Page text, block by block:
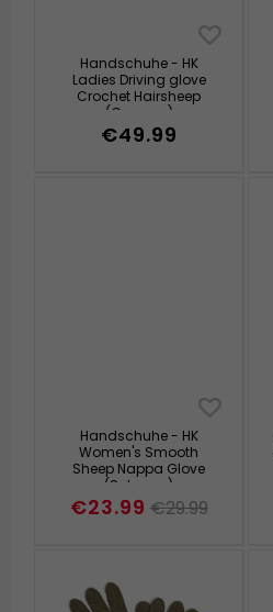
Handschuhe - HK
Ladies Driving glove
Crochet Hairsheep
(Cognac)
€49.99
Handschuhe - HK
Women's Smooth
Sheep Nappa Glove
(Schwarz)
€23.99 €29.99